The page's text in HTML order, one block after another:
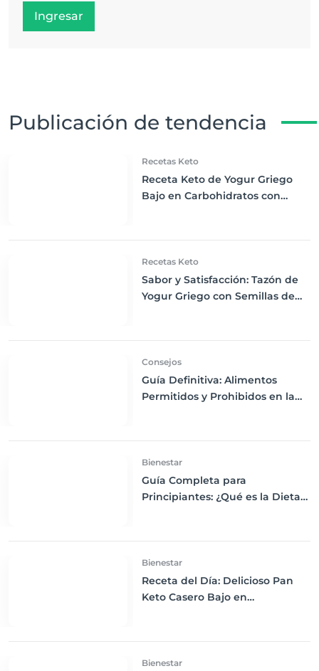
Ingresar
Publicación de tendencia
Recetas Keto
Receta Keto de Yogur Griego
Bajo en Carbohidratos con
Recetas Keto
Sabor y Satisfacción: Tazón de
Yogur Griego con Semillas de
Consejos
Guía Definitiva: Alimentos
Permitidos y Prohibidos en la
Bienestar
Guía Completa para
Principiantes: ¿Qué es la Dieta
Bienestar
Receta del Día: Delicioso Pan
Keto Casero Bajo en
Bienestar